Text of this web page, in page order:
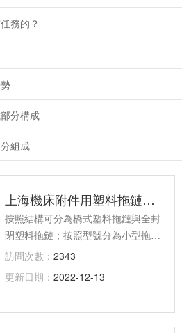
務的？
分構成
組成
上海機床附件用塑料拖鏈生產廠家
按照結構可分為橋式塑料拖鏈與全封
閉塑料拖鏈；按照型號分為小型拖
鏈、一般型拖鏈與大型拖鏈；按照噪
形式可分為普通拖鏈、并聯拖鏈、S
訪問次數：2343
更新日期：2022-12-13